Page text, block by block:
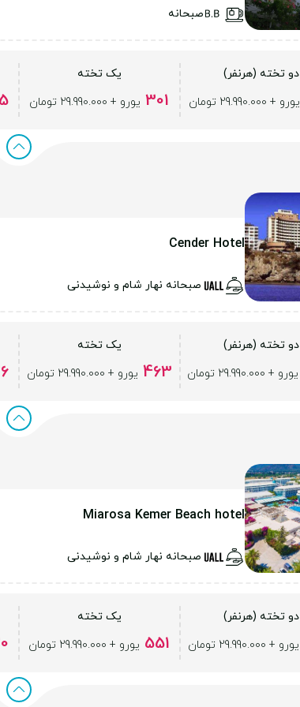
صبحانه
دو تخته (هرنفر)
یورو + 29.990.000 تومان
یک تخته
301 یورو + 29.990.000 تومان
Cender Hotel
صبحانه نهار شام و نوشیدنی
دو تخته (هرنفر)
یورو + 29.990.000 تومان
یک تخته
463 یورو + 29.990.000 تومان
Miarosa Kemer Beach hotel
صبحانه نهار شام و نوشیدنی
دو تخته (هرنفر)
یورو + 29.990.000 تومان
یک تخته
551 یورو + 29.990.000 تومان